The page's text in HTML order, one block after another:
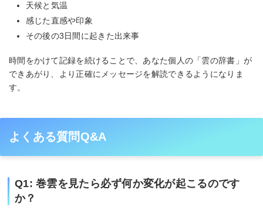
天候と気温
感じた直感や印象
その後の3日間に起きた出来事
時間をかけて記録を続けることで、あなた個人の「雲の辞書」が
できあがり、より正確にメッセージを解読できるようになりま
す。
よくある質問Q&A
Q1: 巻雲を見たら必ず何か変化が起こるのです
か？